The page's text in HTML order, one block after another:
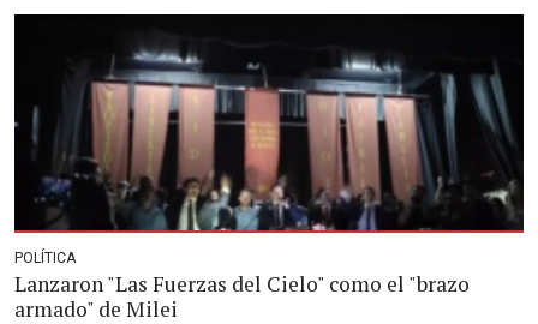
POLÍTICA
Lanzaron "Las Fuerzas del Cielo" como el "brazo
armado" de Milei